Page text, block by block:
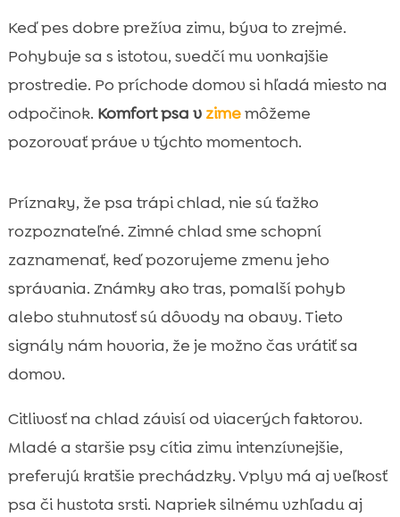
Keď pes dobre prežíva zimu, býva to zrejmé.
Pohybuje sa s istotou, svedčí mu vonkajšie
prostredie. Po príchode domov si hľadá miesto na
odpočinok. Komfort psa v zimemôžeme
pozorovať práve v týchto momentoch.
Príznaky, že psa trápi chlad, nie sú ťažko
rozpoznateľné. Zimné chlad sme schopní
zaznamenať, keď pozorujeme zmenu jeho
správania. Známky ako tras, pomalší pohyb
alebo stuhnutosť sú dôvody na obavy. Tieto
signály nám hovoria, že je možno čas vrátiť sa
domov.
Citlivosť na chlad závisí od viacerých faktorov.
Mladé a staršie psy cítia zimu intenzívnejšie,
preferujú kratšie prechádzky. Vplyv má aj veľkosť
psa či hustota srsti. Napriek silnému vzhľadu aj